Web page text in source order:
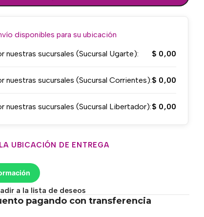
disponibles para su ubicación
nuestras sucursales (Sucursal Ugarte): $ 0,00
nuestras sucursales (Sucursal Corrientes):$ 0,00
nuestras sucursales (Sucursal Libertador):$ 0,00
UBICACIÓN DE ENTREGA
a la lista de deseos
pagando con transferencia